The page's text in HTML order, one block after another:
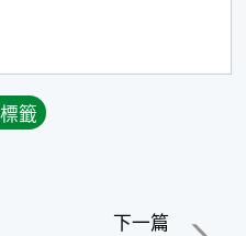
下一篇